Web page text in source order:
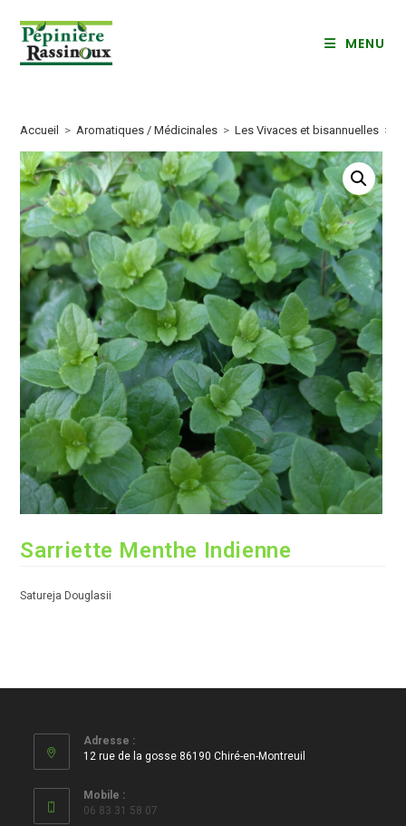
content
MENU
Accueil > Aromatiques / Médicinales > Les Vivaces et bisannuelles >
Sarriette Menthe Indienne
Satureja Douglasii
Adresse :
12 rue de la gosse 86190 Chiré-en-Montreuil
Mobile :
06 83 31 58 07